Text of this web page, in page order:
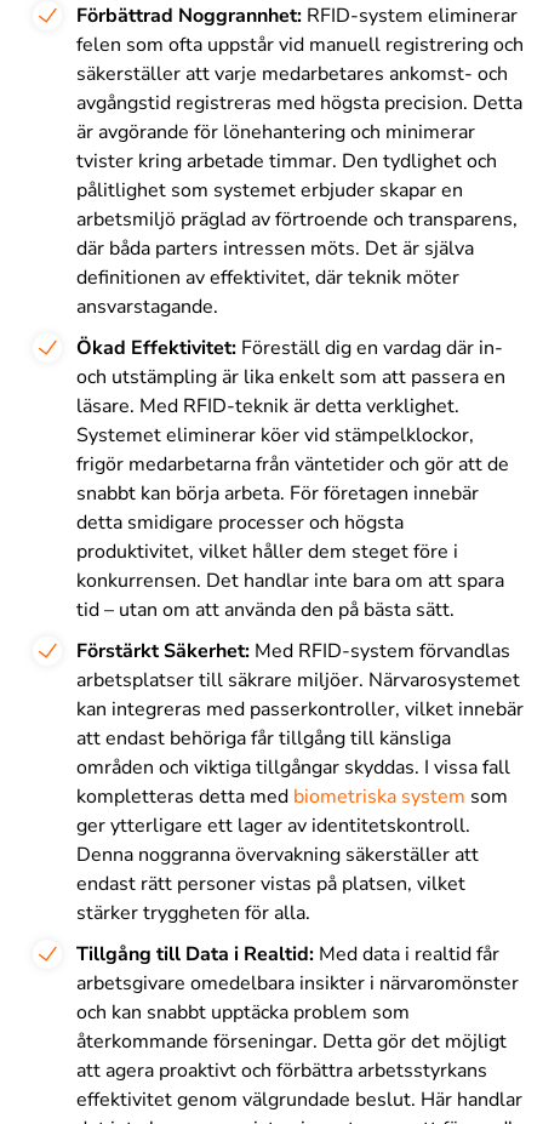
Förbättrad Noggrannhet: RFID-system eliminerar
felen som ofta uppstår vid manuell registrering och
säkerställer att varje medarbetares ankomst- och
avgångstid registreras med högsta precision. Detta
är avgörande för lönehantering och minimerar
tvister kring arbetade timmar. Den tydlighet och
pålitlighet som systemet erbjuder skapar en
arbetsmiljö präglad av förtroende och transparens,
där båda parters intressen möts. Det är själva
definitionen av effektivitet, där teknik möter
ansvarstagande.
Ökad Effektivitet: Föreställ dig en vardag där in-
och utstämpling är lika enkelt som att passera en
läsare. Med RFID-teknik är detta verklighet.
Systemet eliminerar köer vid stämpelklockor,
frigör medarbetarna från väntetider och gör att de
snabbt kan börja arbeta. För företagen innebär
detta smidigare processer och högsta
produktivitet, vilket håller dem steget före i
konkurrensen. Det handlar inte bara om att spara
tid – utan om att använda den på bästa sätt.
Förstärkt Säkerhet: Med RFID-system förvandlas
arbetsplatser till säkrare miljöer. Närvarosystemet
kan integreras med passerkontroller, vilket innebär
att endast behöriga får tillgång till känsliga
områden och viktiga tillgångar skyddas. I vissa fall
kompletteras detta med biometriska system som
ger ytterligare ett lager av identitetskontroll.
Denna noggranna övervakning säkerställer att
endast rätt personer vistas på platsen, vilket
stärker tryggheten för alla.
Tillgång till Data i Realtid: Med data i realtid får
arbetsgivare omedelbara insikter i närvaromönster
och kan snabbt upptäcka problem som
återkommande förseningar. Detta gör det möjligt
att agera proaktivt och förbättra arbetsstyrkans
effektivitet genom välgrundade beslut. Här handlar